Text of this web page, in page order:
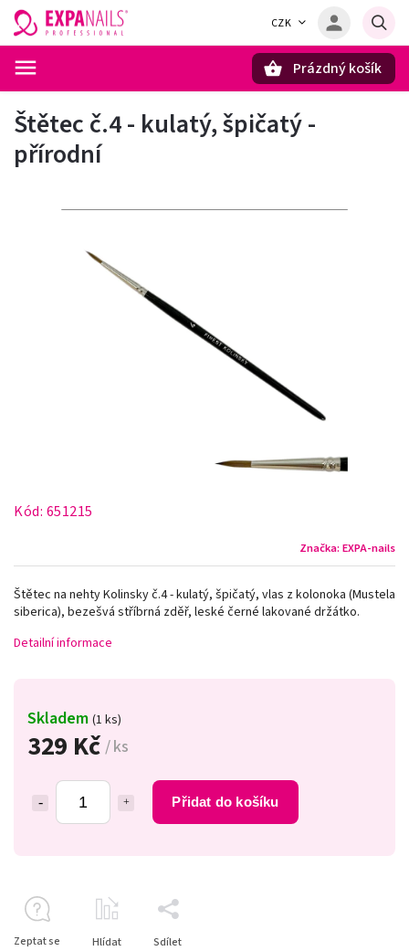
CZK
Prázdný košík
Štětec č.4 - kulatý, špičatý -
přírodní
Kód: 651215
Značka: EXPA-nails
329 Kč / ks
Přidat do košíku
Skladem (1 ks)
Štětec na nehty Kolinsky č.4 - kulatý, špičatý, vlas z kolonoka (Mustela
siberica), bezešvá stříbrná zděř, leské černé lakované držátko.
Detailní informace
Zeptat se Hlídat Sdílet